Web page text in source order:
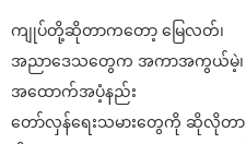
ကျုပ်တို့ဆိုတာကတော့ မြေလတ်၊
အညာဒေသတွေက အကာအကွယ်မဲ့၊
အထောက်အပံ့နည်း
တော်လှန်ရေးသမားတွေကို ဆိုလိုတာ